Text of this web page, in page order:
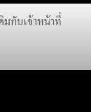
กับเจ้าหน้าที่